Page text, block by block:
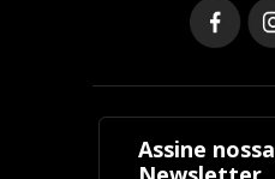
Assine nossa